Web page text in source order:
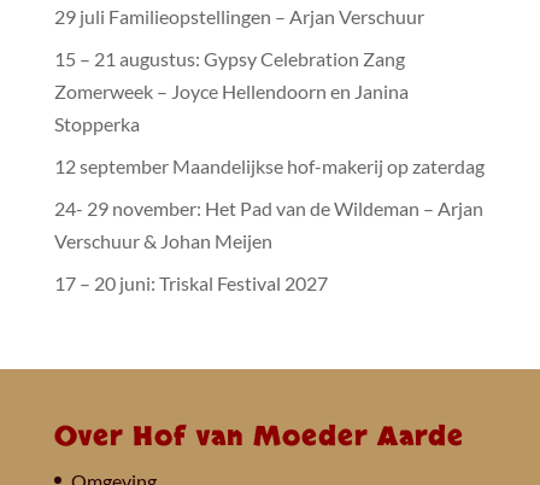
29 juli Familieopstellingen – Arjan Verschuur
15 – 21 augustus: Gypsy Celebration Zang
Zomerweek – Joyce Hellendoorn en Janina
Stopperka
12 september Maandelijkse hof-makerij op zaterdag
24- 29 november: Het Pad van de Wildeman – Arjan
Verschuur & Johan Meijen
17 – 20 juni: Triskal Festival 2027
Over Hof van Moeder Aarde